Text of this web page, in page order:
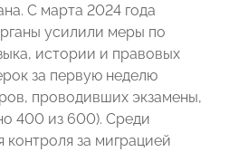
С марта 2024 года
усилили меры по
истории и правовых
за первую неделю
проводивших экзамены,
400 из 600). Среди
за миграцией